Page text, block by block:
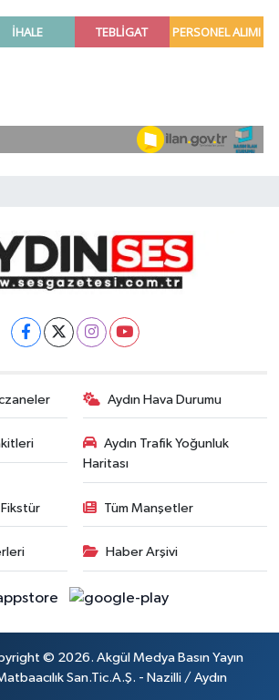
Aydın Hava Durumu
Aydın Trafik Yoğunluk
Haritası
Tüm Manşetler
Haber Arşivi
© 2026. Akgül Medya Basın Yayın
San.Tic.A.Ş. - Nazilli / Aydın